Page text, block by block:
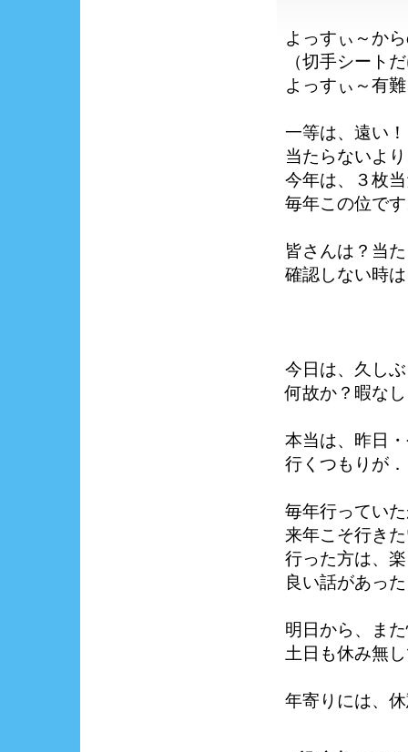
よっすぃ～か
（切手シート
よっすぃ～有
一等は、遠い
当たらないよ
今年は、３枚
毎年この位で
皆さんは？当
確認しない時
今日は、久し
何故か？暇な
本当は、昨日
行くつもりが
毎年行ってい
来年こそ行き
行った方は、
良い話があっ
明日から、ま
土日も休み無
年寄りには、